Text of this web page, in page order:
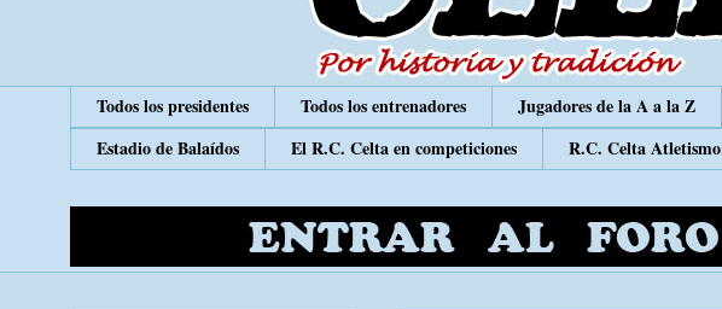
Todos los presidentes Todos los entrenadores Jugadores de la A a la Z
Estadio de Balaídos
El R.C. Celta en competiciones R.C. Celta Atletismo